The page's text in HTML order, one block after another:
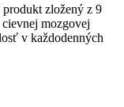
zložený z 9
mozgovej
v každodenných